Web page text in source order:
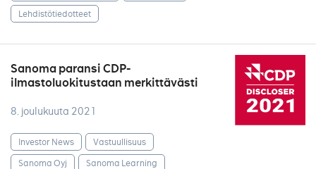
Lehdistötiedotteet
Sanoma paransi CDP-
ilmastoluokitustaan merkittävästi
8. joulukuuta 2021
Investor News
Vastuullisuus
Sanoma Oyj
Sanoma Learning